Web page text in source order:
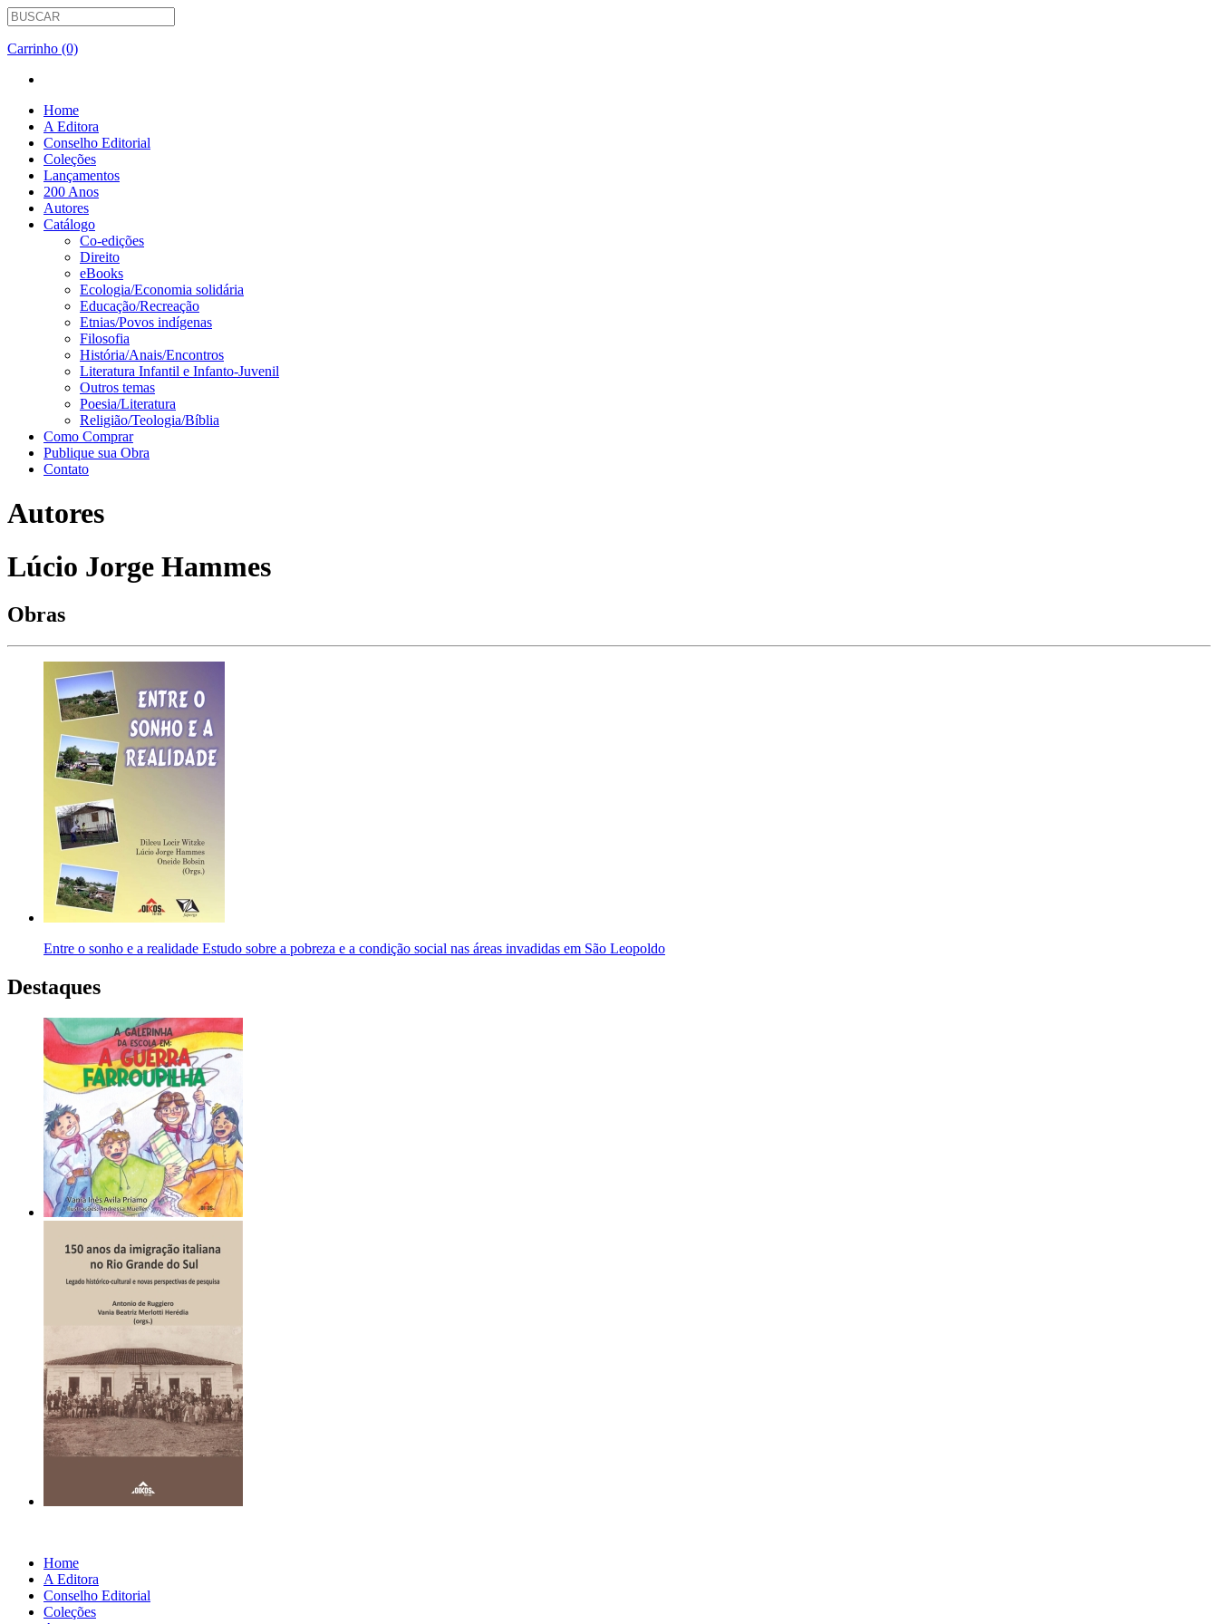
Carrinho (0)
Home
A Editora
Conselho Editorial
Coleções
Lançamentos
200 Anos
Autores
Catálogo
Co-edições
Direito
eBooks
Ecologia/Economia solidária
Educação/Recreação
Etnias/Povos indígenas
Filosofia
História/Anais/Encontros
Literatura Infantil e Infanto-Juvenil
Outros temas
Poesia/Literatura
Religião/Teologia/Bíblia
Como Comprar
Publique sua Obra
Contato
Autores
Lúcio Jorge Hammes
Obras
Entre o sonho e a realidade Estudo sobre a pobreza e a condição social nas áreas invadidas em São Leopoldo
Destaques
Home
A Editora
Conselho Editorial
Coleções